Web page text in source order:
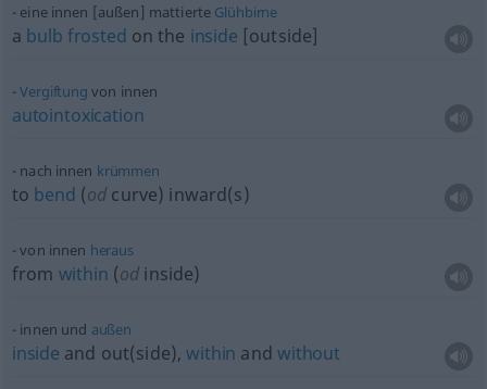
eine innen [außen] mattierte Glühbirne
a bulb frosted on the inside [outside]
Vergiftung von innen
autointoxication
nach innen krümmen
to bend (od curve) inward(s)
von innen heraus
from within (od inside)
innen und außen
inside and out(side),within and without